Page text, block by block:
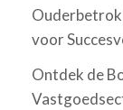
voor
Ontdek de